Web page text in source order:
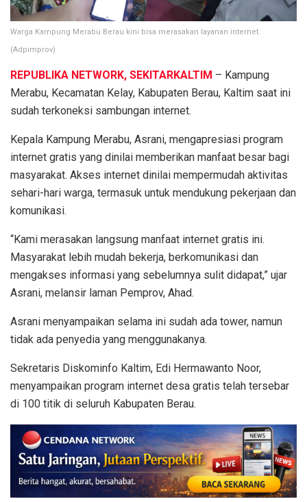
Warga Kampung Merabu Berau kini bisa merasakan layanan internet.
(Adpimprov)
REPUBLIKA NETWORK, SEKITARKALTIM – Kampung
Merabu, Kecamatan Kelay, Kabupaten Berau, Kaltim saat ini
sudah terkoneksi sambungan internet.
Kepala Kampung Merabu, Asrani, mengapresiasi program
internet gratis yang dinilai memberikan manfaat besar bagi
masyarakat. Akses internet dinilai mempermudah aktivitas
sehari-hari warga, termasuk untuk mendukung pekerjaan dan
komunikasi.
“Kami merasakan langsung manfaat internet gratis ini.
Masyarakat lebih mudah bekerja, berkomunikasi dan
mengakses informasi yang sebelumnya sulit didapat,” ujar
Asrani, melansir laman Pemprov, Ahad.
Asrani menyampaikan selama ini sudah ada tower, namun
tidak ada penyedia yang menggunakanya.
Sekretaris Diskominfo Kaltim, Edi Hermawanto Noor,
menyampaikan program internet desa gratis telah tersebar
di 100 titik di seluruh Kabupaten Berau.